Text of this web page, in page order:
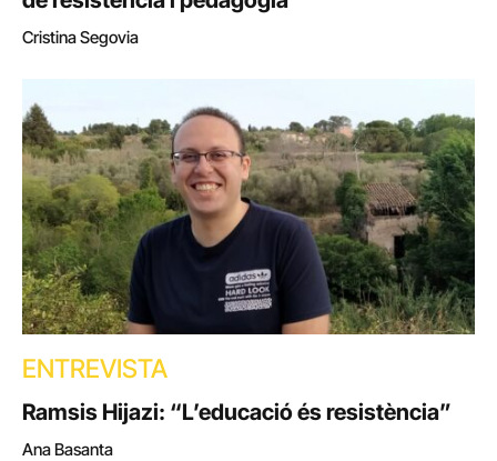
Cristina Segovia
ENTREVISTA
Ramsis Hijazi: “L’educació és resistència”
Ana Basanta